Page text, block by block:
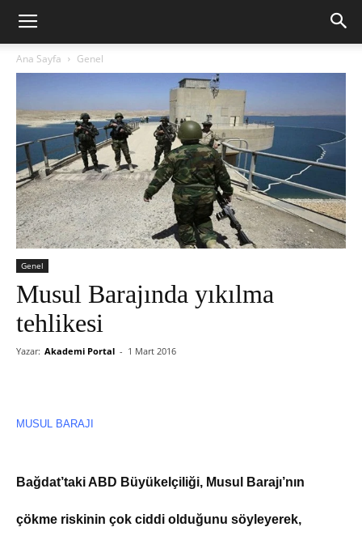
Ana Sayfa Genel
Genel
Musul Barajında yıkılma
tehlikesi
Yazar: Akademi Portal - 1 Mart 2016
MUSUL BARAJI
Bağdat’taki ABD Büyükelçiliği, Musul Barajı’nın
çökme riskinin çok ciddi olduğunu söyleyerek,